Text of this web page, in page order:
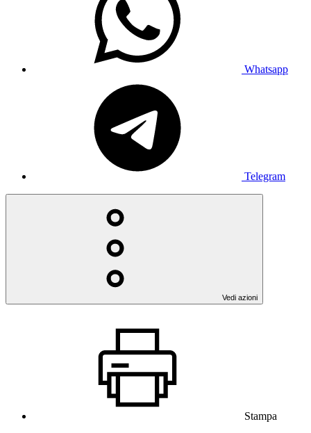
Whatsapp
Telegram
Vedi azioni
Stampa